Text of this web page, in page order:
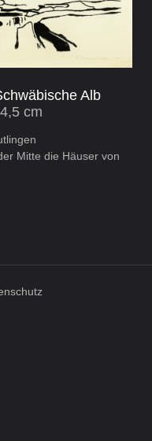
Alb
cm
Mitte die Häuser von